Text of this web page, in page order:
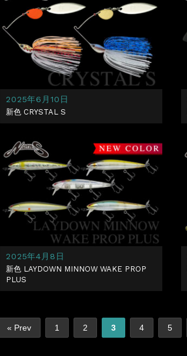
2025年6月10日
新色 CRYSTAL S
2025年4月8日
新色 LAYDOWN MINNOW WAKE PROP
PLUS
« Prev 1 2 3 4 5